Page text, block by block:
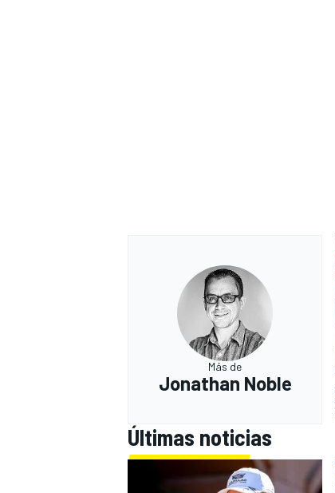
Más de
Jonathan Noble
Últimas noticias